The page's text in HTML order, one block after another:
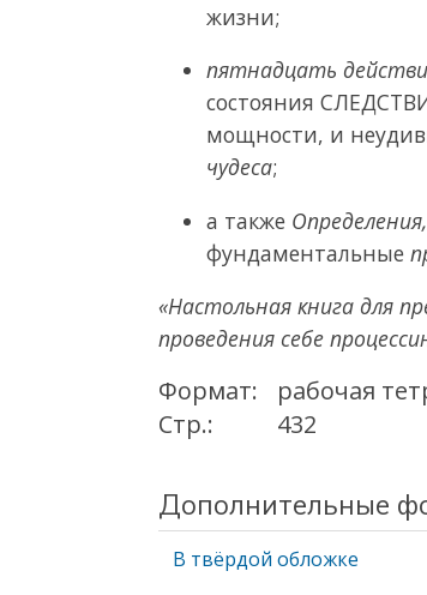
жизни;
пятнадцать
состояния
мощности, и
чудеса;
а также
фундаментальные
«Настольная книга для
проведения себе
Формат:
рабочая
Стр.:
432
Дополнительные
В твёрдой обложке